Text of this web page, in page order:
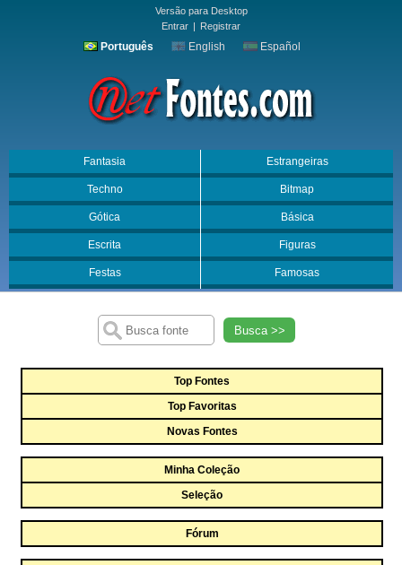
Versão para Desktop
Entrar | Registrar
Português English Español
Fantasia Estrangeiras
Techno Bitmap
Gótica Básica
Escrita Figuras
Festas Famosas
Busca >>
Top Fontes
Top Favoritas
Novas Fontes
Minha Coleção
Seleção
Fórum